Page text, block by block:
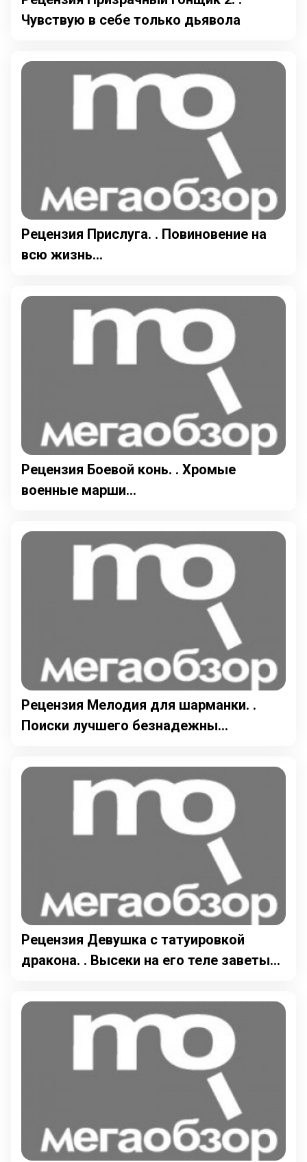
Чувствую в себе только дьявола
Рецензия Прислуга. . Повиновение на
всю жизнь...
Рецензия Боевой конь. . Хромые
военные марши...
Рецензия Мелодия для шарманки. .
Поиски лучшего безнадежны...
Рецензия Девушка с татуировкой
дракона. . Высеки на его теле заветы...